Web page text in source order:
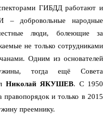
ГИБДД работают и
– добровольные народные
люди, болеющие за
не только сотрудниками
Одним из основателей
тогда ещё Совета
Николай ЯКУШЕВ. С 1950
и только в 2015
преемнику.